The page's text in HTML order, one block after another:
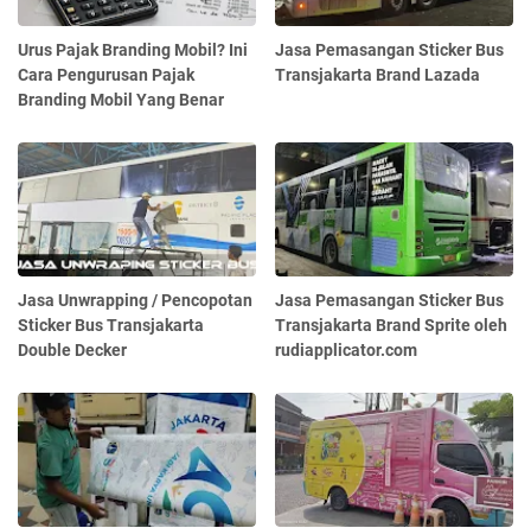
Urus Pajak Branding Mobil? Ini
Cara Pengurusan Pajak
Branding Mobil Yang Benar
Jasa Pemasangan Sticker Bus
Transjakarta Brand Lazada
Jasa Unwrapping / Pencopotan
Sticker Bus Transjakarta
Double Decker
Jasa Pemasangan Sticker Bus
Transjakarta Brand Sprite oleh
rudiapplicator.com